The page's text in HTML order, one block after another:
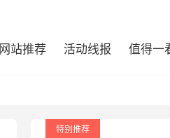
网站推荐 活动线报 值得一
特别推荐